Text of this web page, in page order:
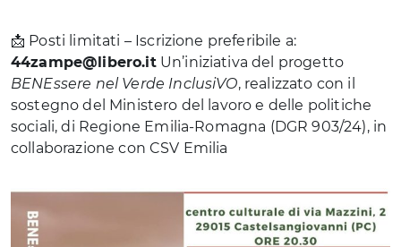
📩 Posti limitati – Iscrizione preferibile a:
44zampe@libero.itUn’iniziativa del progetto
BENEssere nel Verde InclusiVO, realizzato con il
sostegno del Ministero del lavoro e delle politiche
sociali, di Regione Emilia-Romagna (DGR 903/24), in
collaborazione con CSV Emilia